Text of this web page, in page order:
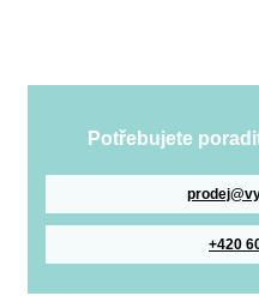
Potřebujete
+420